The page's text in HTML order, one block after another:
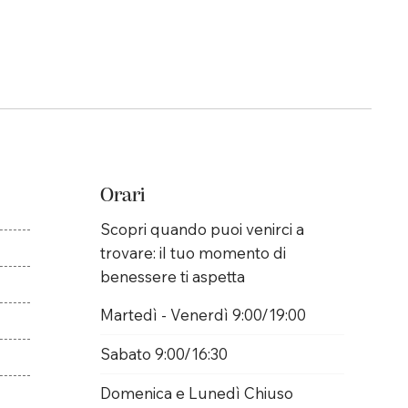
Orari
Scopri quando puoi venirci a
trovare: il tuo momento di
benessere ti aspetta
Martedì - Venerdì 9:00/19:00
Sabato 9:00/16:30
Domenica e Lunedì Chiuso